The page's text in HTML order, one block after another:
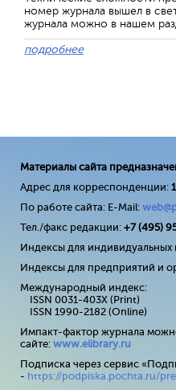
номер журнала вышел в
журнала можно в нашем
подробнее
Материалы сайта
Адрес для корреспонденции:
По работе сайта: E-Mail:
Тел./факс редакции: +7 (495)
Индексы для индивидуальных
Индексы для предприятий и
Международный индекс:
ISSN 0031-403X (Print)
ISSN 1990-2182 (Online)
Импакт-фактор журнала
сайте: www.elibrary.ru
Подписка через сервис
- https://podpiska.pochta.ru/